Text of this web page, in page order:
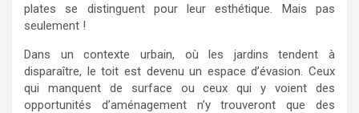
plates se distinguent pour leur esthétique. Mais pas
seulement !
Dans un contexte urbain, où les jardins tendent à
disparaître, le toit est devenu un espace d’évasion. Ceux
qui manquent de surface ou ceux qui y voient des
opportunités d’aménagement n’y trouveront que des